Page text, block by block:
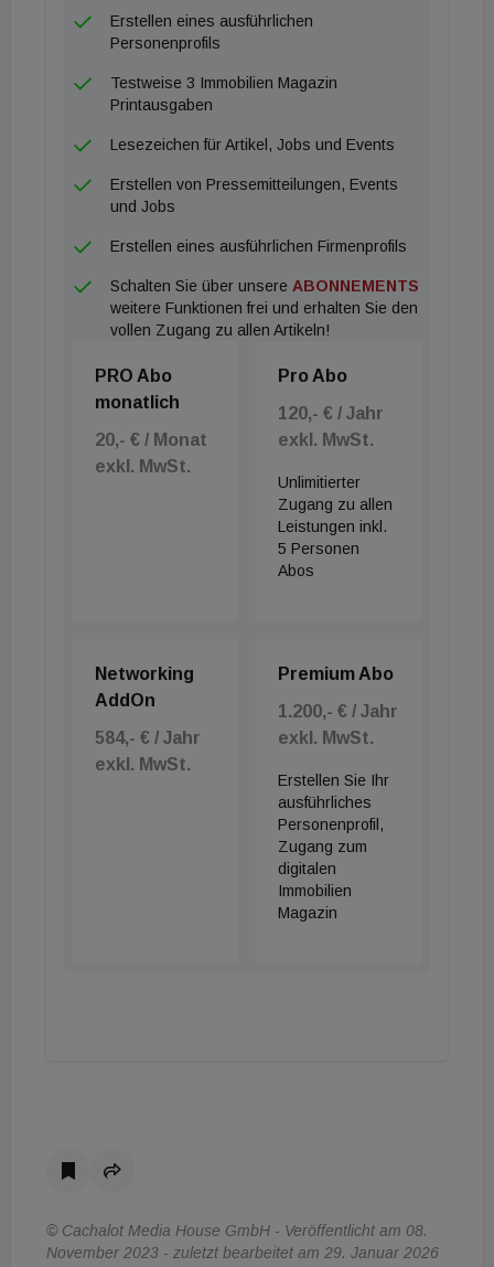
Erstellen eines ausführlichen
Personenprofils
Testweise 3 Immobilien Magazin
Printausgaben
Lesezeichen für Artikel, Jobs und Events
Erstellen von Pressemitteilungen, Events
und Jobs
Erstellen eines ausführlichen Firmenprofils
Schalten Sie über unsere ABONNEMENTS
weitere Funktionen frei und erhalten Sie den
vollen Zugang zu allen Artikeln!
PRO Abo
monatlich
20,- € / Monat
exkl. MwSt.
Pro Abo
120,- € / Jahr
exkl. MwSt.
Unlimitierter
Zugang zu allen
Leistungen inkl.
5 Personen
Abos
Networking
AddOn
584,- € / Jahr
exkl. MwSt.
Premium Abo
1.200,- € / Jahr
exkl. MwSt.
Erstellen Sie Ihr
ausführliches
Personenprofil,
Zugang zum
digitalen
Immobilien
Magazin
© Cachalot Media House GmbH - Veröffentlicht am 08.
November 2023 - zuletzt bearbeitet am 29. Januar 2026